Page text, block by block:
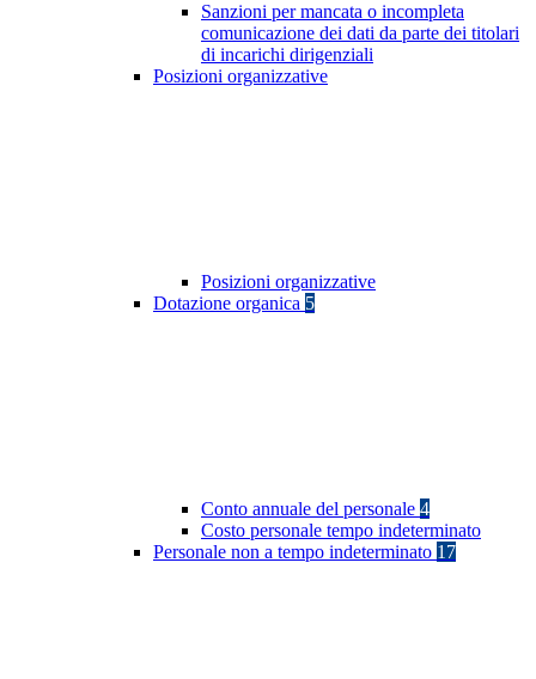
Sanzioni per mancata o incompleta
comunicazione dei dati da parte dei titolari
di incarichi dirigenziali
Posizioni organizzative
Posizioni organizzative
Dotazione organica 5
Conto annuale del personale 4
Costo personale tempo indeterminato
Personale non a tempo indeterminato 17